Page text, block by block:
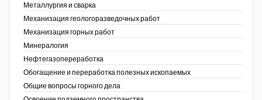
Металлургия и сварка
Механизация геологоразведочных работ
Механизация горных работ
Минералогия
Нефтегазопереработка
Обогащение и переработка полезных ископаемых
Общие вопросы горного дела